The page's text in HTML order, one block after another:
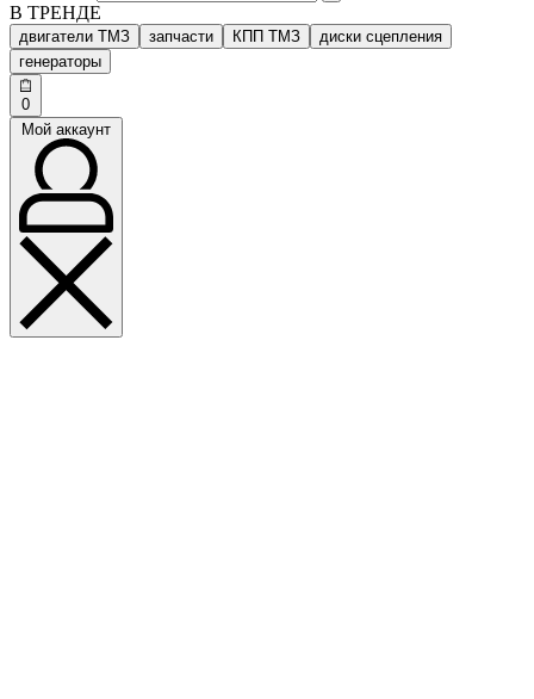
В ТРЕНДЕ
двигатели ТМЗ запчасти КПП ТМЗ
диски сцепления
генераторы
0
Мой аккаунт